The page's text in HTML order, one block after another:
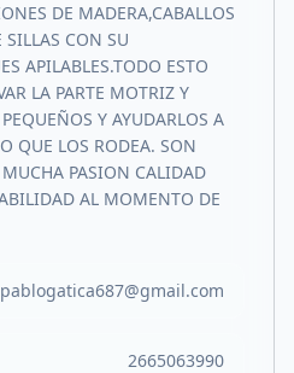
DE MADERA,CABALLOS
SILLAS CON SU
APILABLES.TODO ESTO
LA PARTE MOTRIZ Y
Y AYUDARLOS A
QUE LOS RODEA. SON
PASION CALIDAD
AL MOMENTO DE
pablogatica687@gmail.com
2665063990